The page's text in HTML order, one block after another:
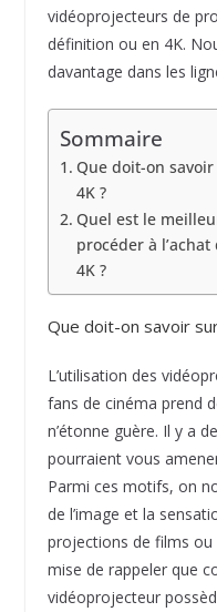
vidéoprojecteurs de
définition ou en 4K.
davantage dans les
Sommaire
Que doit-on
4K ?
Quel est le
procéder à
4K ?
Que doit-on savoir
L’utilisation des
fans de cinéma prend
n’étonne guère. Il y a
pourraient vous
Parmi ces motifs, on
de l’image et la
projections de films ou
mise de rappeler que
vidéoprojecteur